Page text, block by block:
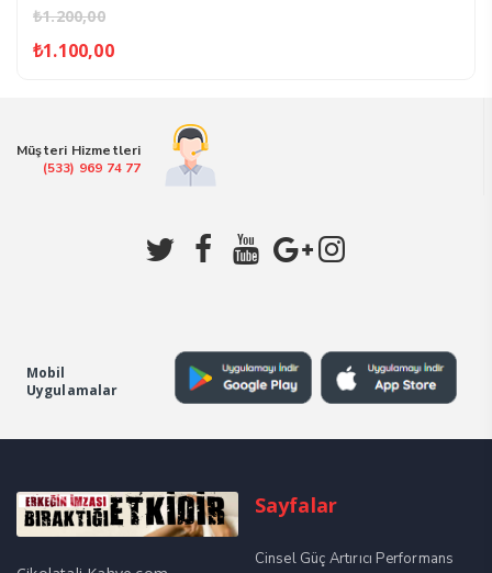
₺1.200,00
Orijinal
fiyat:
₺1.100,00Şu
andaki
₺1.100,00.
Müşteri Hizmetleri
(533) 969 74 77
Mobil
Uygulamalar
Sayfalar
Cinsel Güç Artırıcı Performans